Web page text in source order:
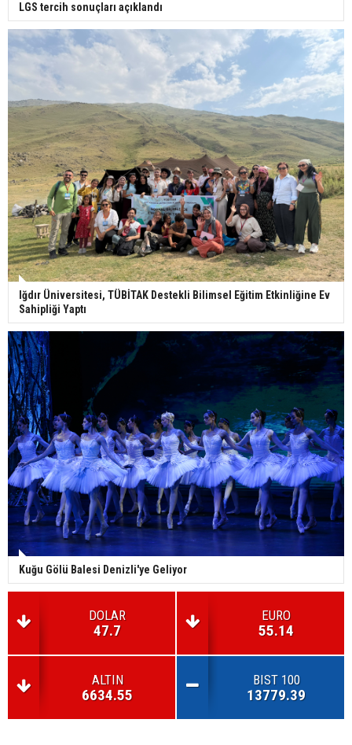
LGS tercih sonuçları açıklandı
Iğdır Üniversitesi, TÜBİTAK Destekli Bilimsel Eğitim Etkinliğine Ev
Sahipliği Yaptı
Kuğu Gölü Balesi Denizli'ye Geliyor
DOLAR
47.7
EURO
55.14
ALTIN
6634.55
BIST 100
13779.39